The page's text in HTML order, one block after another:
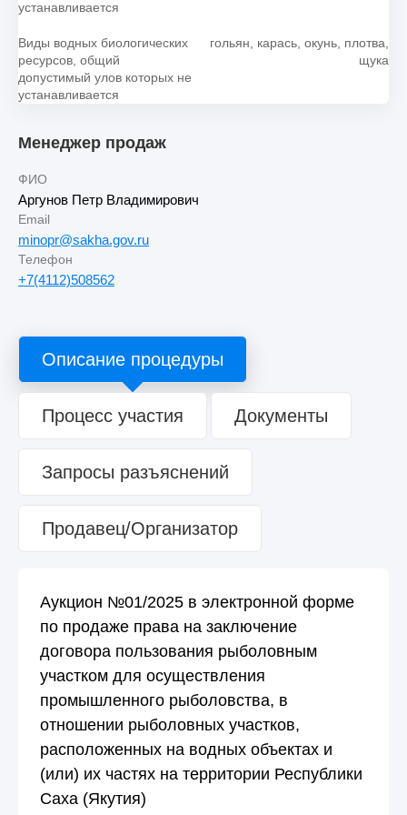
устанавливается
Виды водных биологических
ресурсов, общий
допустимый улов которых не
устанавливается
гольян, карась, окунь, плотва,
щука
Менеджер продаж
ФИО
Аргунов Петр Владимирович
Email
minopr@sakha.gov.ru
Телефон
+7(4112)508562
Описание процедуры
Процесс участия Документы
Запросы разъяснений
Продавец/Организатор
Аукцион №01/2025 в электронной форме
по продаже права на заключение
договора пользования рыболовным
участком для осуществления
промышленного рыболовства, в
отношении рыболовных участков,
расположенных на водных объектах и
(или) их частях на территории Республики
Саха (Якутия)